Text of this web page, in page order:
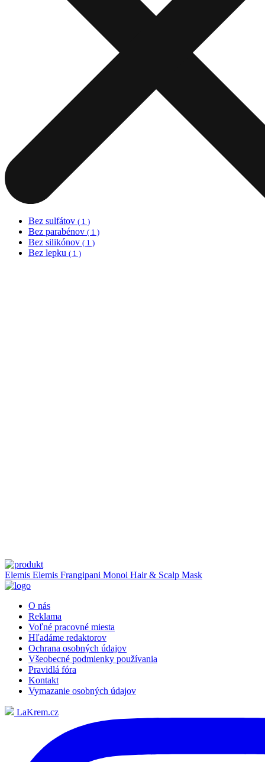
Bez sulfátov ( 1 )
Bez parabénov ( 1 )
Bez silikónov ( 1 )
Bez lepku ( 1 )
Elemis Elemis Frangipani Monoi Hair & Scalp Mask
O nás
Reklama
Voľné pracovné miesta
Hľadáme redaktorov
Ochrana osobných údajov
Všeobecné podmienky používania
Pravidlá fóra
Kontakt
Vymazanie osobných údajov
LaKrem.cz